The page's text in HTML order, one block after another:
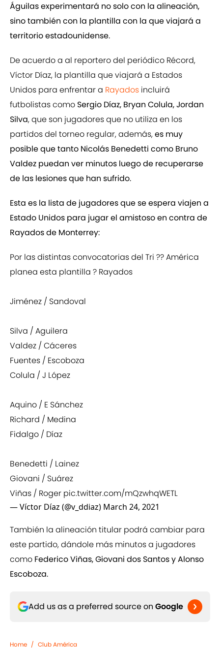
Águilas experimentará no solo con la alineación,
sino también con la plantilla con la que viajará a
territorio estadounidense.
De acuerdo a al reportero del periódico Récord,
Víctor Díaz, la plantilla que viajará a Estados
Unidos para enfrentar a Rayados incluirá
futbolistas como Sergio Díaz, Bryan Colula, Jordan
Silva, que son jugadores que no utiliza en los
partidos del torneo regular, además,es muy
posible que tanto Nicolás Benedetti como Bruno
Valdez puedan ver minutos luego de recuperarse
de las lesiones que han sufrido.
Esta es la lista de jugadores que se espera viajen a
Estado Unidos para jugar el amistoso en contra de
Rayados de Monterrey:
Por las distintas convocatorias del Tri ?? América
planea esta plantilla ?️ Rayados
Jiménez / Sandoval
Silva / Aguilera
Valdez / Cáceres
Fuentes / Escoboza
Colula / J López
Aquino / E Sánchez
Richard / Medina
Fidalgo / Díaz
Benedetti / Lainez
Giovani / Suárez
Viñas / Roger pic.twitter.com/mQzwhqWETL
— Víctor Díaz (@v_ddiaz) March 24, 2021
También la alineación titular podrá cambiar para
este partido, dándole más minutos a jugadores
como Federico Viñas, Giovani dos Santos y Alonso
Escoboza.
Add us as a preferred source on Google
Home / Club América